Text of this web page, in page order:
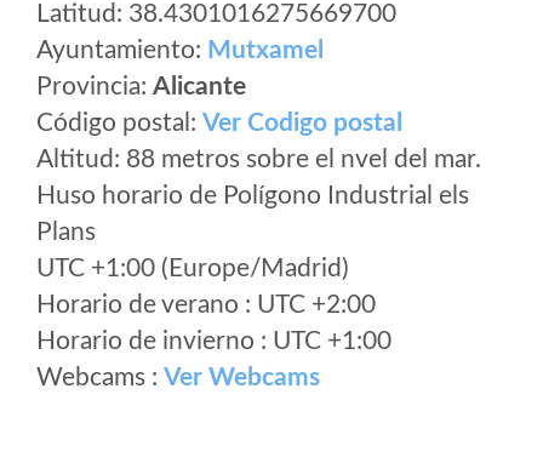
Latitud: 38.4301016275669700
Ayuntamiento: Mutxamel
Provincia: Alicante
Código postal: Ver Codigo postal
Altitud: 88 metros sobre el nvel del mar.
Huso horario de Polígono Industrial els
Plans
UTC +1:00 (Europe/Madrid)
Horario de verano : UTC +2:00
Horario de invierno : UTC +1:00
Webcams : Ver Webcams